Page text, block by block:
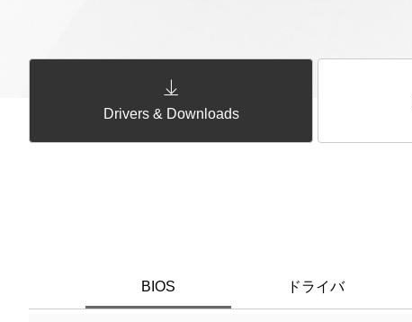
Drivers & Downloads
BIOS ドライバ